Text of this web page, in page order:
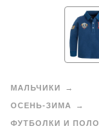
МАЛЬЧИКИ
ОСЕНЬ-ЗИМА
ФУТБОЛКИ И ПОЛО